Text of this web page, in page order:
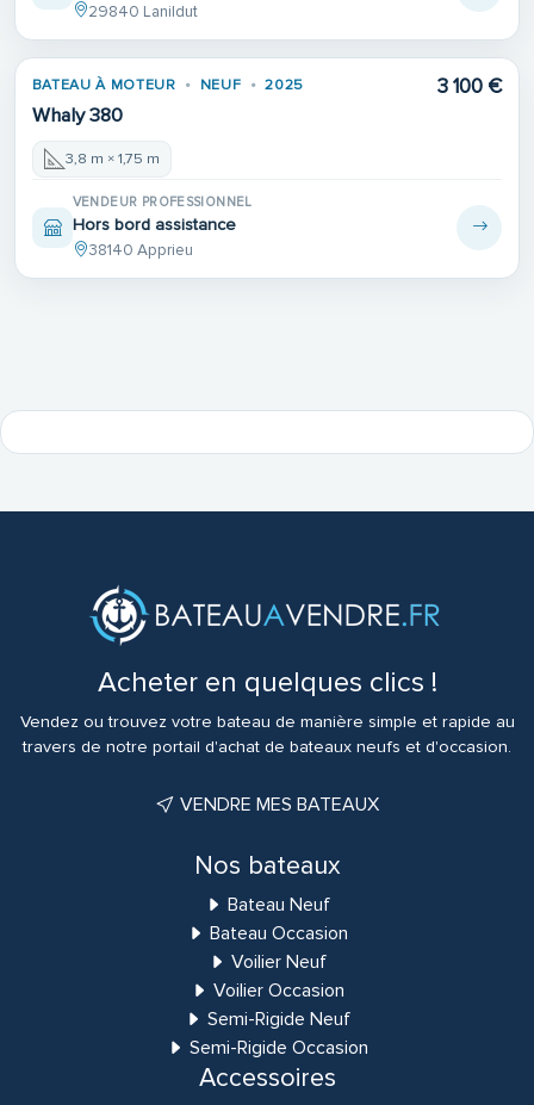
29840 Lanildut
BATEAU À MOTEUR NEUF 2025
Whaly 380
3 100 €
3,8 m × 1,75 m
VENDEUR PROFESSIONNEL
Hors bord assistance
38140 Apprieu
Acheter en quelques clics !
Vendez ou trouvez votre bateau de manière simple et rapide au
travers de notre portail d'achat de bateaux neufs et d'occasion.
VENDRE MES BATEAUX
Nos bateaux
Bateau Neuf
Bateau Occasion
Voilier Neuf
Voilier Occasion
Semi-Rigide Neuf
Semi-Rigide Occasion
Accessoires